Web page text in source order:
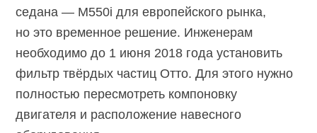
седана — M550i для европейского рынка,
но это временное решение. Инженерам
необходимо до 1 июня 2018 года установить
фильтр твёрдых частиц Отто. Для этого нужно
полностью пересмотреть компоновку
двигателя и расположение навесного